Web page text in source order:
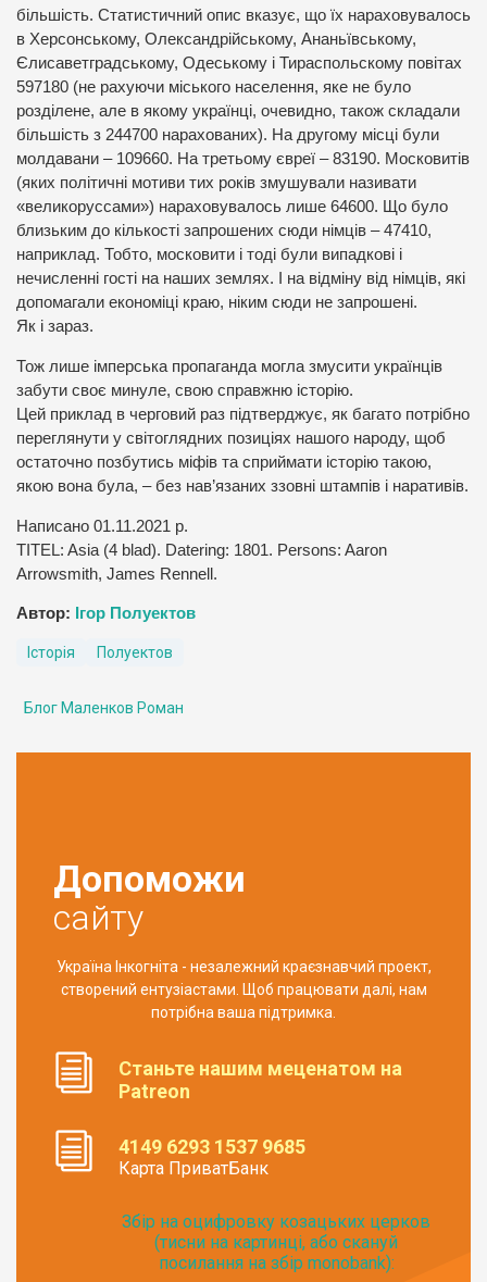
більшість. Статистичний опис вказує, що їх нараховувалось
в Херсонському, Олександрійському, Ананьївському,
Єлисаветградському, Одеському і Тираспольскому повітах
597180 (не рахуючи міського населення, яке не було
розділене, але в якому українці, очевидно, також складали
більшість з 244700 нарахованих). На другому місці були
молдавани – 109660. На третьому євреї – 83190. Московитів
(яких політичні мотиви тих років змушували називати
«великоруссами») нараховувалось лише 64600. Що було
близьким до кількості запрошених сюди німців – 47410,
наприклад. Тобто, московити і тоді були випадкові і
нечисленні гості на наших землях. І на відміну від німців, які
допомагали економіці краю, ніким сюди не запрошені.
Як і зараз.
Тож лише імперська пропаганда могла змусити українців
забути своє минуле, свою справжню історію.
Цей приклад в черговий раз підтверджує, як багато потрібно
переглянути у світоглядних позиціях нашого народу, щоб
остаточно позбутись міфів та сприймати історію такою,
якою вона була, – без нав’язаних ззовні штампів і наративів.
Написано 01.11.2021 р.
TITEL: Asia (4 blad). Datering: 1801. Persons: Aaron
Arrowsmith, James Rennell.
Автор: Ігор Полуектов
Історія Полуектов
Блог Маленков Роман
Допоможи
сайту
Україна Інкогніта - незалежний краєзнавчий проект,
створений ентузіастами. Щоб працювати далі, нам
потрібна ваша підтримка.
Станьте нашим меценатом на
Patreon
4149 6293 1537 9685
Карта ПриватБанк
Збір на оцифровку козацьких церков
(тисни на картинці, або скануй
посилання на збір monobank):